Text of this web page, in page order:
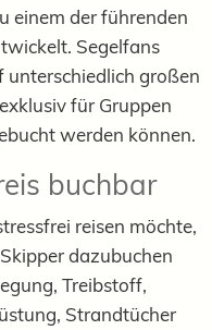
einem der führenden
Segelfans
großen
für Gruppen
werden können.
buchbar
reisen möchte,
dazubuchen
Treibstoff,
Strandtücher